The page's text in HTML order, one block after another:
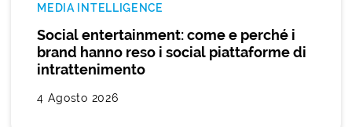
MEDIA INTELLIGENCE
Social entertainment: come e perché i
brand hanno reso i social piattaforme di
intrattenimento
4 Agosto 2026